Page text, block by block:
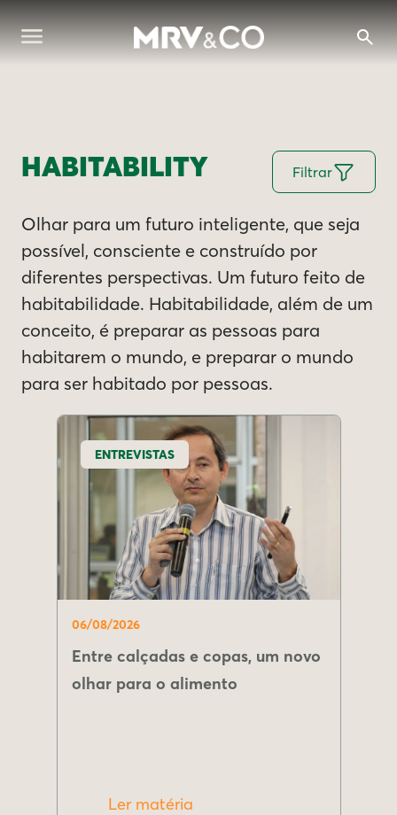
HABITABILITY Filtrar
Olhar para um futuro inteligente, que seja
possível, consciente e construído por
diferentes perspectivas. Um futuro feito de
habitabilidade. Habitabilidade, além de um
conceito, é preparar as pessoas para
habitarem o mundo, e preparar o mundo
para ser habitado por pessoas.
ENTREVISTAS
06/08/2026
Entre calçadas e copas, um novo
olhar para o alimento
Ler matéria